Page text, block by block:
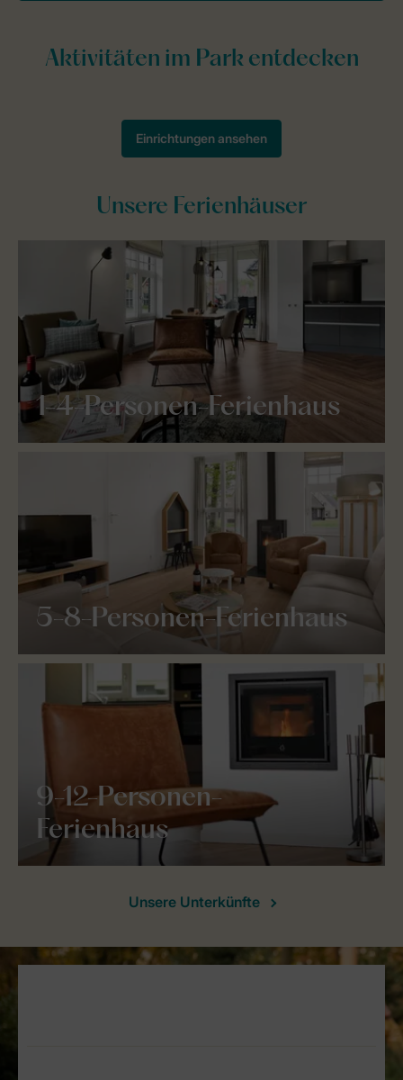
Unsere Ferienhäuser
1-4-Personen-Ferienhaus
5-8-Personen-Ferienhaus
9-12-Personen-
Ferienhaus
Unsere Unterkünfte
Service Rating from our guests